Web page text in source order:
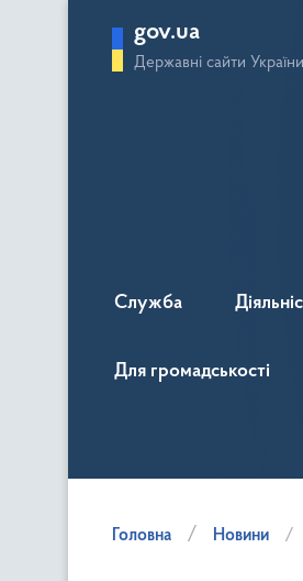
gov.ua
Державні сайти України
Служба
Для громадськості
Головна Новини